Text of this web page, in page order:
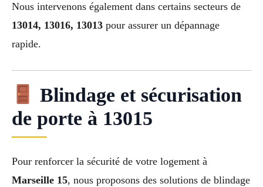
Nous intervenons également dans certains secteurs de
13014, 13016, 13013 pour assurer un dépannage
rapide.
Blindage et sécurisation
de porte à 13015
Pour renforcer la sécurité de votre logement à
Marseille 15, nous proposons des solutions de blindage